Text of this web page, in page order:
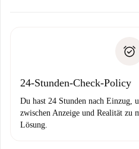
24-Stunden-Check-Policy
Du hast 24 Stunden nach Einzug,
zwischen Anzeige und Realität zu
Lösung.